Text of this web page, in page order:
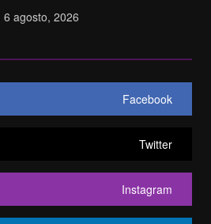
6 agosto, 2026
Facebook
Twitter
Instagram